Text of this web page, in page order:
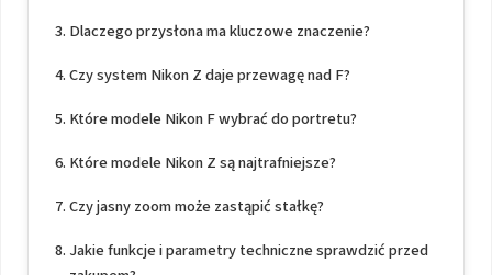
Dlaczego przysłona ma kluczowe znaczenie?
Czy system Nikon Z daje przewagę nad F?
Które modele Nikon F wybrać do portretu?
Które modele Nikon Z są najtrafniejsze?
Czy jasny zoom może zastąpić stałkę?
Jakie funkcje i parametry techniczne sprawdzić przed